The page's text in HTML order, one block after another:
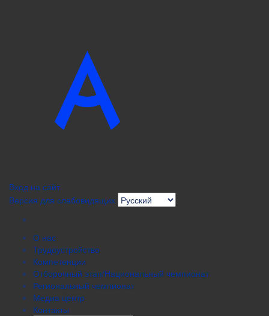
Вход на сайт
Версия для слабовидящих
О нас
Трудоустройство
Компетенции
Отборочный этап/Национальный чемпионат
Региональный чемпионат
Медиа центр
Контакты